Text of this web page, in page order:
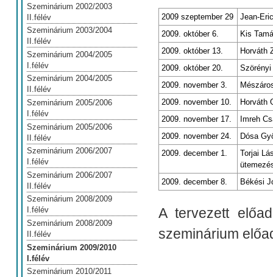
2009 szeptember 29
Jean-
2009. október 6.
Kis
2009. október 13.
Horváth
2009. október 20.
2009. november 3.
2009. november 10.
Horváth
2009. november 17.
Imreh
2009. november 24.
Dósa
2009. december 1.
Torjai
2009. december 8.
Békési
A tervezett
szeminárium
Szeminárium 2002/2003
II.félév
Szeminárium 2003/2004
II.félév
Szeminárium 2004/2005
I.félév
Szeminárium 2004/2005
II.félév
Szeminárium 2005/2006
I.félév
Szeminárium 2005/2006
II.félév
Szeminárium 2006/2007
I.félév
Szeminárium 2006/2007
II.félév
Szeminárium 2008/2009
I.félév
Szeminárium 2008/2009
II.félév
Szeminárium 2009/2010
I.félév
Szeminárium 2010/2011